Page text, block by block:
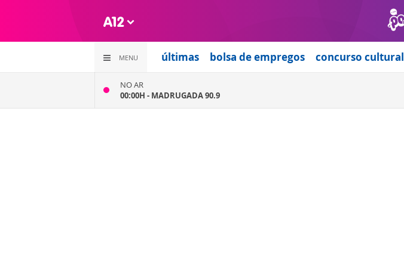
MENU últimas bolsa de empregos concurso cultural
NO AR
00:00H - MADRUGADA 90.9